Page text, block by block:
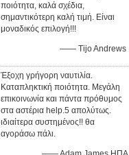
ποιότητα, καλά σχέδια,
σημαντικότερη καλή τιμή. Είναι
μοναδικός επιλογή!!!
—— Tijo Andrews
Έξοχη γρήγορη ναυτιλία.
Καταπληκτική ποιότητα. Μεγάλη
επικοινωνία και πάντα πρόθυμος
στα αστέρια help.5 απολύτως.
ιδιαίτερα συστημένος!! θα
αγοράσω πάλι.